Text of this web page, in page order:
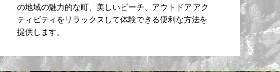
の地域の魅力的な町、美しいビーチ、アウトドア アク
ティビティをリラックスして体験できる便利な方法を
提供します。